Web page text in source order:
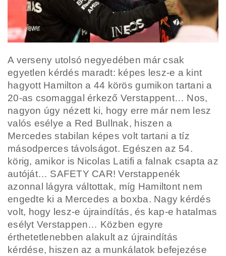
A verseny utolsó negyedében már csak
egyetlen kérdés maradt: képes lesz-e a kint
hagyott Hamilton a 44 körös gumikon tartani a
20-as csomaggal érkező Verstappent… Nos,
nagyon úgy nézett ki, hogy erre már nem lesz
valós esélye a Red Bullnak, hiszen a
Mercedes stabilan képes volt tartani a tíz
másodperces távolságot. Egészen az 54.
körig, amikor is Nicolas Latifi a falnak csapta az
autóját… SAFETY CAR! Verstappenék
azonnal lágyra váltottak, míg Hamiltont nem
engedte ki a Mercedes a boxba. Nagy kérdés
volt, hogy lesz-e újraindítás, és kap-e hatalmas
esélyt Verstappen… Közben egyre
érthetetlenebben alakult az újraindítás
kérdése, hiszen az a munkálatok befejezése